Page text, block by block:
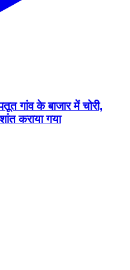
गांव के बाजार में चोरी,
कराया गया